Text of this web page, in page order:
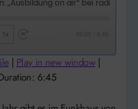
1x
Forward
6:45
| Play in new window|
6:45